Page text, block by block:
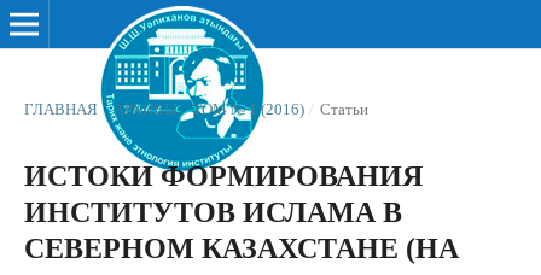
ГЛАВНАЯ / АРХИВЫ / ТОМ № 1 (2016) / Статьи
ИСТОКИ ФОРМИРОВАНИЯ
ИНСТИТУТОВ ИСЛАМА В
СЕВЕРНОМ КАЗАХСТАНЕ (НА